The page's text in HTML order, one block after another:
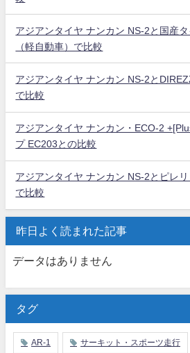
アジアンタイヤ ナンカン NS-2と国産
（軽自動車）で比較
アジアンタイヤ ナンカン NS-2と
で比較
アジアンタイヤ ナンカン・ECO-2
プ EC203との比較
アジアンタイヤ ナンカン NS-2とピレ
で比較
昨日よく読まれた記事
データはありません
タグ
AR-1 サーキット・スポーツ走行